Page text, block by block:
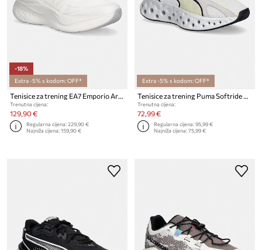
-18%
Extra -5% s kodom: OFF*
Tenisice za trening EA7 Emporio Armani
Trenutna cijena:
129,90 €
Regularna cijena:229,90 €
Najniža cijena:159,90 €
Extra -5% s kodom: OFF*
Tenisice za trening Puma Softride Frequence
Trenutna cijena:
72,99 €
Regularna cijena:95,99 €
Najniža cijena:75,99 €